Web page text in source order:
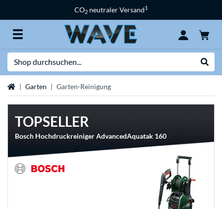
CO2 neutraler Versand1
StartseiteGarten Garten-Reinigung
TOPSELLER
Bosch Hochdruckreiniger AdvancedAquatak 160